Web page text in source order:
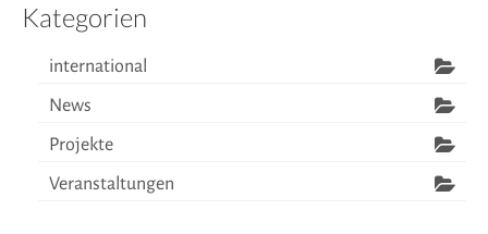
Kategorien
international
News
Projekte
Veranstaltungen